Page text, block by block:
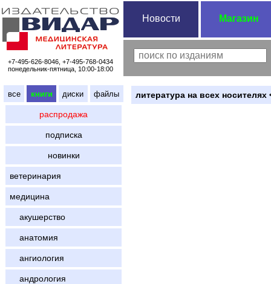
+7-495-626-8046, +7-495-768-0434
понедельник-пятница, 10:00-18:00
Новости Магазин
все книги диски файлы
распродажа
подписка
новинки
ветеринария
медицина
акушерство
анатомия
ангиология
андрология
литература на всех носителях